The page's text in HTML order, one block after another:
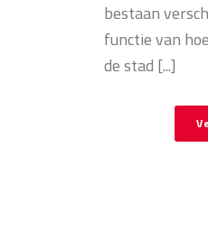
bestaan
functie van
de stad [...]